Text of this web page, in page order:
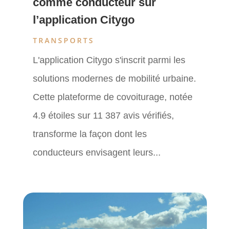
l’application Citygo
TRANSPORTS
L'application Citygo s'inscrit parmi les
solutions modernes de mobilité urbaine.
Cette plateforme de covoiturage, notée
4.9 étoiles sur 11 387 avis vérifiés,
transforme la façon dont les
conducteurs envisagent leurs...